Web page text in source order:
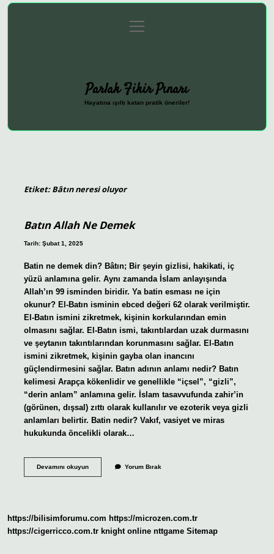
Gizlilik Politikası
menüyü
aç
Parlak Fikir Pınarı
Hayatına ışıltı katan pratik öneriler!
Etiket:Bâtın neresi oluyor
Batın Allah Ne Demek
Tarih: Şubat 1, 2025
Batin ne demek din? Bâtın; Bir şeyin gizlisi, hakikati, iç
yüzü anlamına gelir. Aynı zamanda İslam anlayışında
Allah’ın 99 isminden biridir. Ya batin esması ne için
okunur? El-Batın isminin ebced değeri 62 olarak verilmiştir.
El-Batın ismini zikretmek, kişinin korkularından emin
olmasını sağlar. El-Batın ismi, takıntılardan uzak durmasını
ve şeytanın takıntılarından korunmasını sağlar. El-Batın
ismini zikretmek, kişinin gayba olan inancını
güçlendirmesini sağlar. Batın adının anlamı nedir? Batın
kelimesi Arapça kökenlidir ve genellikle “içsel”, “gizli”,
“derin anlam” anlamına gelir. İslam tasavvufunda zahir’in
(görünen, dışsal) zıttı olarak kullanılır ve ezoterik veya gizli
anlamları belirtir. Batin nedir? Vakıf, vasiyet ve miras
hukukunda öncelikli olarak…
Devamını okuyunBatın
Yorum Bırak
https://bilisimforumu.com https://microzen.com.tr
https://cigerricco.com.tr knight online nttgame Sitemap